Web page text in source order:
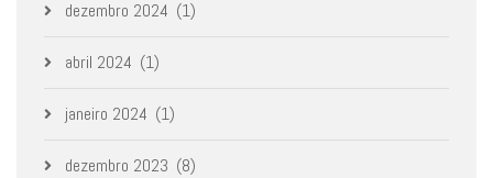
dezembro 2024 (1)
abril 2024 (1)
janeiro 2024 (1)
dezembro 2023 (8)